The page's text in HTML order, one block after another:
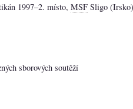
1997–2. místo, MSF Sligo
sborových soutěží